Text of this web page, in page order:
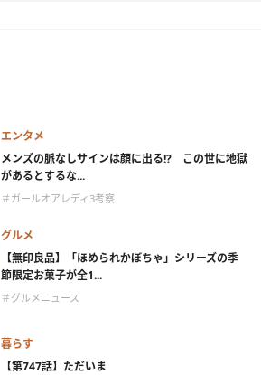
エンタメ
メンズの脈なしサインは顔に出る!? この世に地獄
があるとするな...
＃ガールオアレディ3考察
グルメ
【無印良品】「ほめられかぼちゃ」シリーズの季
節限定お菓子が全1...
＃グルメニュース
暮らす
【第747話】ただいま